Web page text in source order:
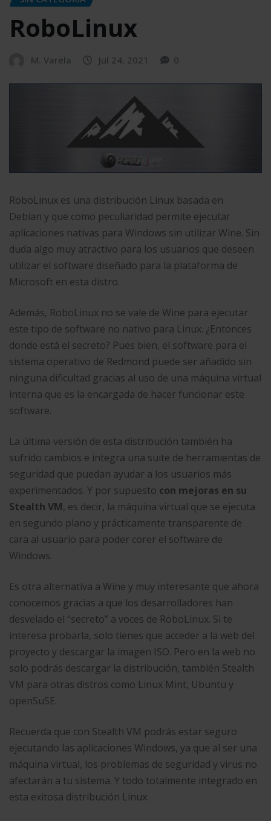
RoboLinux
M. Varela Jul 24, 2021 0
RoboLinux es una distribución Linux basada en
Debian y que como peculiaridad permite ejecutar
aplicaciones nativas para Windows sin utilizar Wine. Sin
duda algo muy atractivo para los usuarios que deseen
utilizar el software diseñado para la plataforma de
Microsoft en esta distro.
Además, RoboLinux no se vale de Wine para ejecutar
este tipo de software no nativo para Linux. ¿Entonces
donde está el secreto? Pues bien, el software para el
sistema operativo de Redmond puede ser añadido sin
ninguna dificultad gracias al uso de una máquina virtual
interna que es la encargada de hacer funcionar este
software.
La última versión de esta distribución también ha
sufrido cambios e integra una suite de herramientas de
seguridad que puedan ayudar a los usuarios más
experimentados. Y por supuesto con mejoras en su
Stealth VM, es decir, la máquina virtual que se ejecuta
en segundo plano y prácticamente transparente de
cara al usuario para poder corer el software de
Windows.
Es otra alternativa a Wine y muy interesante que ahora
conocemos gracias a que los desarrolladores han
desvelado el “secreto” a voces de RoboLinux. Si te
interesa probarla, solo tienes que acceder a la web del
proyecto y descargar la imagen ISO. Pero en la web no
solo podrás descargar la distribución, también Stealth
VM para otras distros como Linux Mint, Ubuntu y
openSuSE.
Recuerda que con Stealth VM podrás estar seguro
ejecutando las aplicaciones Windows, ya que al ser una
máquina virtual, los problemas de seguridad y virus no
afectarán a tu sistema. Y todo totalmente integrado en
esta exitosa distribución Linux.